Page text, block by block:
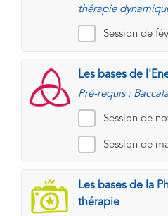
thérapie
Session de
Les bases de
Pré-requis :
Session de
Session de
Les bases de la
thérapie